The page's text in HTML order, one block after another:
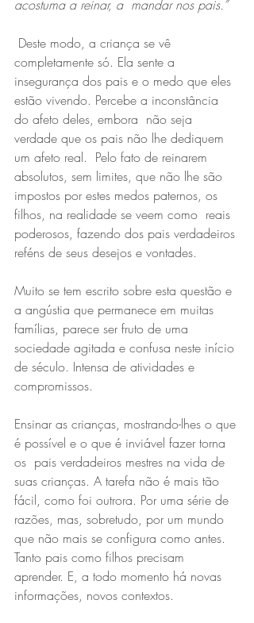
acostuma a reinar, a  mandar nos pais.”
Deste modo, a criança se vê
completamente só. Ela sente a
insegurança dos pais e o medo que eles
estão vivendo. Percebe a inconstância
do afeto deles, embora  não seja
verdade que os pais não lhe dediquem
um afeto real.  Pelo fato de reinarem
absolutos, sem limites, que não lhe são
impostos por estes medos paternos, os
filhos, na realidade se veem como  reais
poderosos, fazendo dos pais verdadeiros
reféns de seus desejos e vontades.
Muito se tem escrito sobre esta questão e
a angústia que permanece em muitas
famílias, parece ser fruto de uma
sociedade agitada e confusa neste início
de século. Intensa de atividades e
compromissos.
Ensinar as crianças, mostrando-lhes o que
é possível e o que é inviável fazer torna
os  pais verdadeiros mestres na vida de
suas crianças. A tarefa não é mais tão
fácil, como foi outrora. Por uma série de
razões, mas, sobretudo, por um mundo
que não mais se configura como antes.
Tanto pais como filhos precisam
aprender. E, a todo momento há novas
informações, novos contextos.